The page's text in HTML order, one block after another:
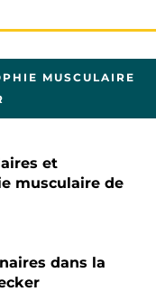
MUSCULAIRE
et
musculaire de
dans la